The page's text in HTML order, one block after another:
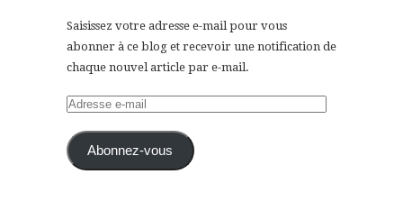
Saisissez votre adresse e-mail pour vous
abonner à ce blog et recevoir une notification de
chaque nouvel article par e-mail.
Adresse
mail Abonnez-vous